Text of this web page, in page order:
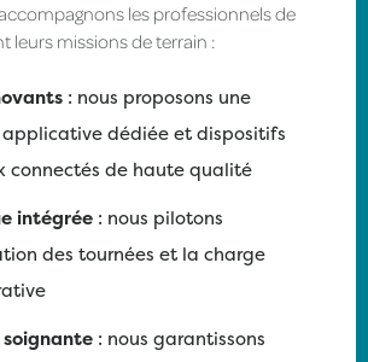
les professionnels de
leurs missions de terrain :
: nous proposons une
dédiée et dispositifs
connectés de haute qualité
intégrée: nous pilotons
des tournées et la charge
soignante: nous garantissons